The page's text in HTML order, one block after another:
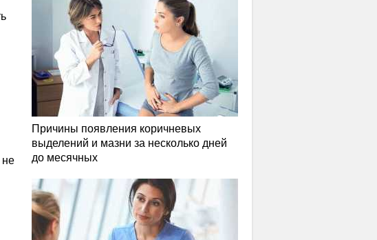
не
Причины появления коричневых
выделений и мазни за несколько дней
до месячных